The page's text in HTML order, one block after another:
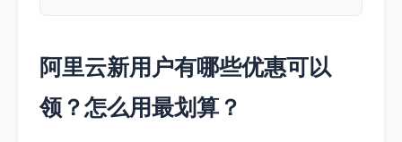
阿里云新用户有哪些优惠可以
领？怎么用最划算？